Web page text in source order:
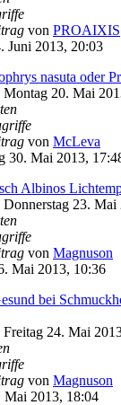
von PROAIXIS
Juni 2013, 20:03
nasuta oder
Montag 20. Mai
von McLeva
30. Mai 2013,
Albinos
Donnerstag 23. Mai
von Magnuson
Mai 2013, 10:36
bei
Freitag 24. Mai
von Magnuson
Mai 2013, 18:04